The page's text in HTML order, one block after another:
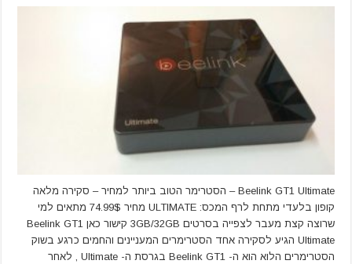
Beelink GT1 Ultimate – הסטרימר הטוב ביותר למחיר – סקירה מלאה
קופון בלעדי מתחת לרף המכס: ULTIMATE מחיר 74.99$ מתאים למי
שרוצה קצת מעבר לצפייה בסרטים 3GB/32GB קישור כאן Beelink GT1
Ultimate הגיע לסקירה אחד הסטרימרים המעניינים והחמים כרגע בשוק
הסטרימרים הלוא הוא ה- Beelink GT1 בגרסת ה- Ultimate , לאחר